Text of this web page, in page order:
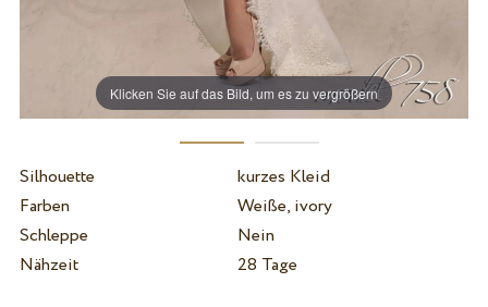
Klicken Sie auf das Bild, um es zu vergrößern
Silhouette
kurzes Kleid
Farben
Weiße, ivory
Schleppe
Nein
Nähzeit
28 Tage